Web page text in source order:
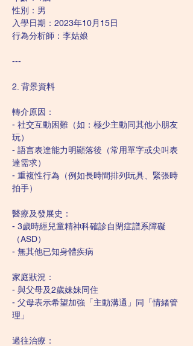
性別：男
入學日期：2023年10月15日
行為分析師：李姑娘
---
2. 背景資料
轉介原因：
- 社交互動困難（如：極少主動同其他小朋友
玩）
- 語言表達能力明顯落後（常用單字或尖叫表
達需求）
- 重複性行為（例如長時間排列玩具、緊張時
拍手）
醫療及發展史：
- 3歲時經兒童精神科確診自閉症譜系障礙
（ASD）
- 無其他已知身體疾病
家庭狀況：
- 與父母及2歲妹妹同住
- 父母表示希望加強「主動溝通」同「情緒管
理」
過往治療：